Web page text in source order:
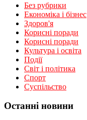
Без рубрики
Економіка і бізнес
Здоров'я
Корисні поради
Корисні поради
Культура і освіта
Події
Світ і політика
Спорт
Суспільство
Останні новини